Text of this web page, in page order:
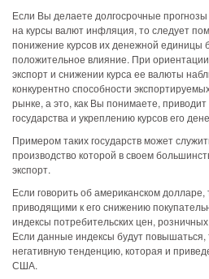
Если Вы делаете долгосрочные прогнозы
на курсы валют инфляция, то следует
понижение курсов их денежной единицы
положительное влияние. При
экспорт и снижении курса ее валюты
конкурентно способности
рынке, а это, как Вы понимаете,
государства и укреплению курсов его
Примером таких государств может
производство которой в своем
экспорт.
Если говорить об американском
приводящими к его снижению
индексы потребительских цен,
Если данные индексы будут повышаться,
негативную тенденцию, которая и
США.